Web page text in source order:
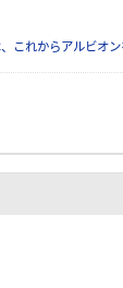
これからアルビオ